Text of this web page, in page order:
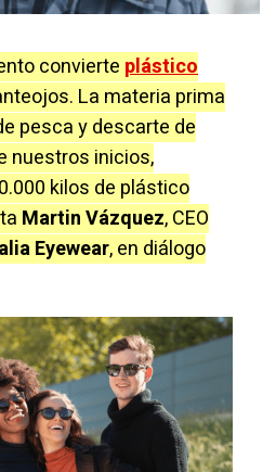
convierte plástico
La materia prima
pesca y descarte de
nuestros inicios,
kilos de plástico
Martin Vázquez, CEO
Eyewear, en diálogo